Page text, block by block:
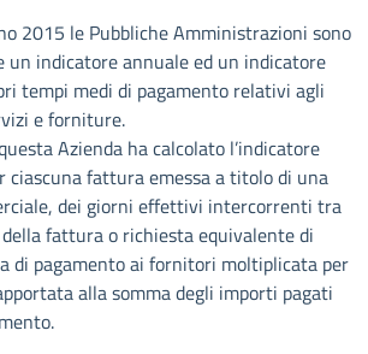
2015 le Pubbliche Amministrazioni sono
un indicatore annuale ed un indicatore
tempi medi di pagamento relativi agli
e forniture.
Azienda ha calcolato l’indicatore
ciascuna fattura emessa a titolo di una
dei giorni effettivi intercorrenti tra
fattura o richiesta equivalente di
di pagamento ai fornitori moltiplicata per
alla somma degli importi pagati